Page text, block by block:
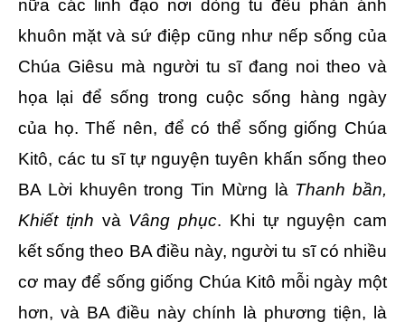
nữa các linh đạo nơi dòng tu đều phản ánh
khuôn mặt và sứ điệp cũng như nếp sống của
Chúa Giêsu mà người tu sĩ đang noi theo và
họa lại để sống trong cuộc sống hàng ngày
của họ. Thế nên, để có thể sống giống Chúa
Kitô, các tu sĩ tự nguyện tuyên khấn sống theo
BA Lời khuyên trong Tin Mừng là Thanh bần,
Khiết tịnh và Vâng phục. Khi tự nguyện cam
kết sống theo BA điều này, người tu sĩ có nhiều
cơ may để sống giống Chúa Kitô mỗi ngày một
hơn, và BA điều này chính là phương tiện, là